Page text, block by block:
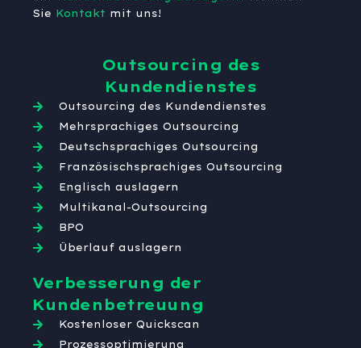
Sie Kontakt mit uns!
Outsourcing des
Kundendienstes
Outsourcing des Kundendienstes
Mehrsprachiges Outsourcing
Deutschsprachiges Outsourcing
Französischsprachiges Outsourcing
Englisch auslagern
Multikanal-Outsourcing
BPO
Überlauf auslagern
Verbesserung der
Kundenbetreuung
Kostenloser Quickscan
Prozessoptimierung